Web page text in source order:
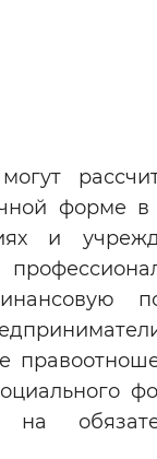
форме в
и